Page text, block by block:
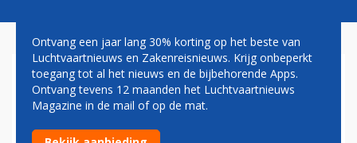
AIRBUS INTRODUCEERT
NIEUW VIP-CONCEPT VOOR
Ontvang een jaar lang 30% korting op het beste van
Luchtvaartnieuws en Zakenreisnieuws. Krijg onbeperkt
toegang tot al het nieuws en de bijbehorende Apps.
Ontvang tevens 12 maanden het Luchtvaartnieuws
Magazine in de mail of op de mat.